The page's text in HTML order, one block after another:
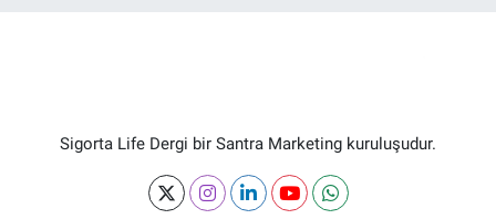
Sigorta Life Dergi bir Santra Marketing kuruluşudur.